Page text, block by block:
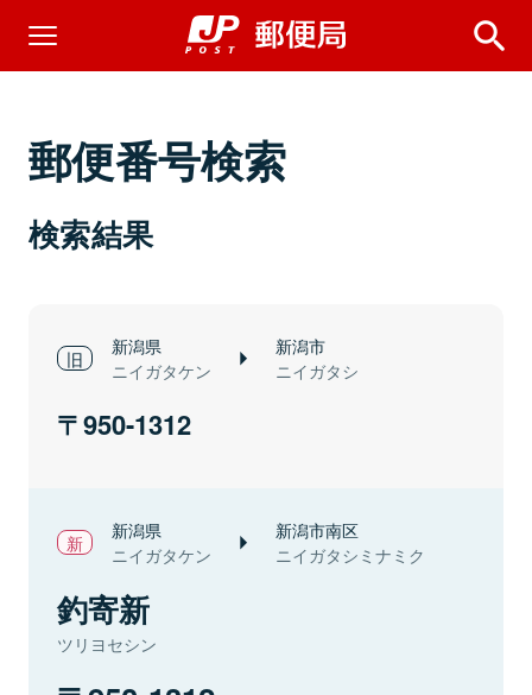
郵便番号検索
検索結果
新潟県
ニイガタケン
新潟市
ニイガタシ
950-1312
新潟県
ニイガタケン
新潟市南区
ニイガタシミナミク
釣寄新
ツリヨセシン